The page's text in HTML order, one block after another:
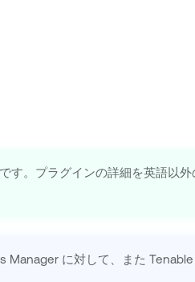
す。プラグインの詳細を英語以
Manager に対して、また